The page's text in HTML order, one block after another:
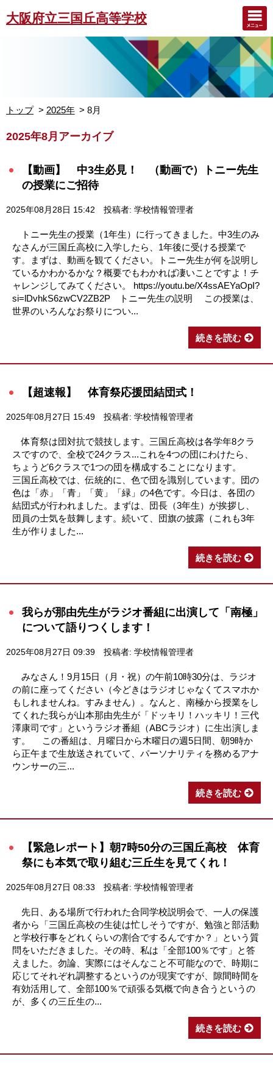
大阪府立三国丘高等学校
トップ 2025年 8月
2025年8月アーカイブ
【動画】 中3生必見！ （動画で）トニー先生
の授業にご招待
2025年08月28日 15:42 投稿者: 学校情報管理者
トニー先生の授業（1年生）に行ってきました。中3生のみ
なさんが三国丘高校に入学したら、1年後に受ける授業で
す。まずは、動画を観てください。トニー先生が何を説明し
ているかわかるかな？概要でもわかれば凄いことですよ！チ
ャレンジしてみてください。 https://youtu.be/X4ssAEYaOpI?
si=lDvhkS6zwCV2ZB2P トニー先生の説明 この授業は、
世界のいろんなお祭りについ...
続きを読む
【超速報】 体育祭応援団結団式！
2025年08月27日 15:49 投稿者: 学校情報管理者
体育祭は団対抗で競技します。三国丘高校は各学年8クラ
スですので、全校で24クラス...これを4つの団にわけたら、
ちょうど6クラスで1つの団を構成することになります。
三国丘高校では、伝統的に、色で団を識別しています。団の
色は「赤」「青」「黄」「緑」の4色です。今日は、各団の
結団式が行われました。まずは、団長（3年生）が挨拶し、
団員の士気を鼓舞します。続いて、団旗の披露（これも3年
生が作りました...
続きを読む
我らが那由先生がラジオ番組に出演して「南極」
について語りつくします！
2025年08月27日 09:39 投稿者: 学校情報管理者
みなさん！9月15日（月・祝）の午前10時30分は、ラジオ
の前に座ってください（今どきはラジオじゃなくてスマホか
もしれませんね。すみません）。なんと、南極から授業をし
てくれた我らが山本那由先生が「ドッキリ！ハッキリ！三代
澤康司です」というラジオ番組（ABCラジオ）に生出演しま
す。 この番組は、月曜日から木曜日の週5日間、朝9時か
ら正午まで生放送されていて、パーソナリティを務めるアナ
ウンサーの三...
続きを読む
【緊急レポート】朝7時50分の三国丘高校 体育
祭にも本気で取り組む三丘生を見てくれ！
2025年08月27日 08:33 投稿者: 学校情報管理者
先日、ある場所で行われた合同学校説明会で、一人の保護
者から「三国丘高校の生徒は忙しそうですが、勉強と部活動
と学校行事をどれくらいの割合でするんですか？」という質
問をいただきました。その時、私は「全部100％です」と答
えました。勿論、実際にはそんなこと不可能なので、時期に
応じてそれぞれ調整するというのが現実ですが、隙間時間を
有効活用して、全部100％で頑張る気概で向き合うというの
が、多くの三丘生の...
続きを読む